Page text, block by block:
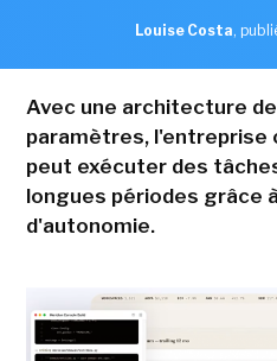
Louise Costa,
Avec une architecture
paramètres, l'entreprise
peut exécuter des
longues périodes grâce
d'autonomie.